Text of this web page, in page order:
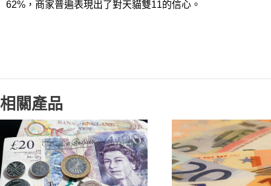
62%，商家普遍表現出了對天貓雙11的信心。
相關產品